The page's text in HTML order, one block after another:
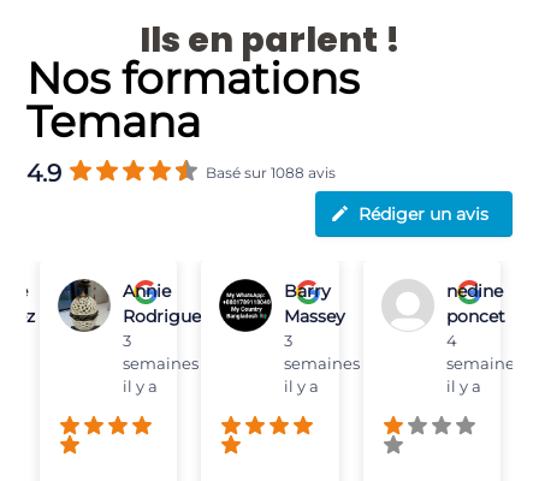
Ils en parlent !
Nos formations
Temana
4.9 Basé sur 1088 avis
Rédiger un avis
Barry
Massey
semaines
nedine
poncet
semaines
1 mois